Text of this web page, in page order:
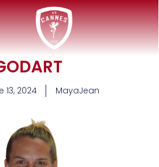
2024 MayaJean